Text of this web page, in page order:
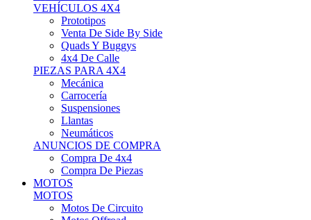
VEHÍCULOS 4X4
Prototipos
Venta De Side By Side
Quads Y Buggys
4x4 De Calle
PIEZAS PARA 4X4
Mecánica
Carrocería
Suspensiones
Llantas
Neumáticos
ANUNCIOS DE COMPRA
Compra De 4x4
Compra De Piezas
MOTOS
MOTOS
Motos De Circuito